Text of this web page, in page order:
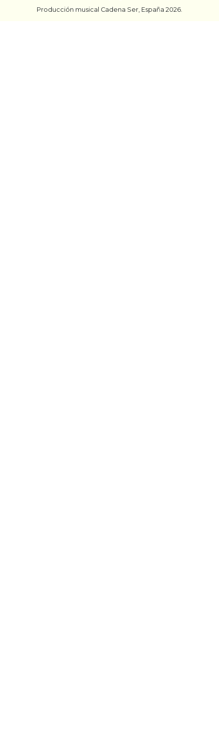
Producción musical Cadena Ser, España 2026.